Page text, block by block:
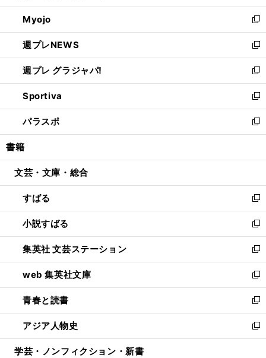
開
く
ウ
で
開
く
ン
ド
ウ
で
開
く
ウ
ィ
ン
ド
ウ
で
開
く
Myojo
新
し
い
ウ
ィ
ン
ド
ウ
で
開
週プレNEWS
新
し
い
ウ
ィ
ン
ド
ウ
開
週プレ グラジャパ!
新
し
い
ウ
ィ
ン
ウ
開
く
Sportiva
新
し
い
ウ
ン
ウ
で
開
く
パラスポ
新
し
ウ
ン
ド
ウ
で
開
く
書籍
文芸・文庫・総合
すばる
新
し
い
ウ
ィ
ン
ド
ウ
で
開
く
小説すばる
新
し
い
ウ
ィ
ン
ド
ウ
で
開
集英社 文芸ステーション
新
し
い
ウ
ィ
ン
ド
ウ
web 集英社文庫
新
し
い
ウ
ィ
ン
青春と読書
新
し
い
ウ
アジア人物史
新
し
学芸・ノンフィクション・新書